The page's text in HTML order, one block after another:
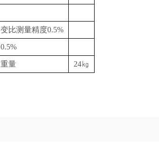
变比测量精度0.5%
0.5%
重量 24㎏